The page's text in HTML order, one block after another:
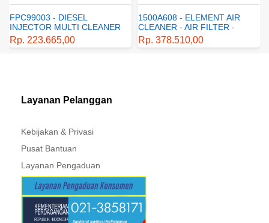
FPC99003 - DIESEL
INJECTOR MULTI CLEANER
- PEMBERSIH INJEKTOR
DIESEL - MITSUBISHI -
Rp. 223.665,00
1500A608 - ELEMENT AIR
CLEANER - AIR FILTER -
SARINGAN UDARA -
GENUINE SPAREPART -
Rp. 378.510,00
Layanan Pelanggan
Kebijakan & Privasi
Pusat Bantuan
Layanan Pengaduan